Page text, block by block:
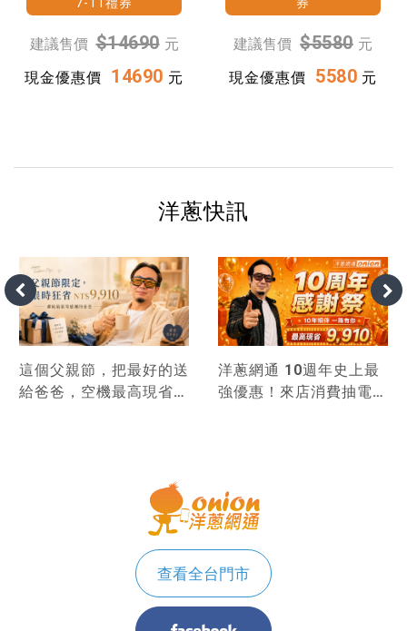
建議售價 $14690 元
現金優惠價
14690 元
建議售價 $5580 元
現金優惠價
5580 元
洋蔥快訊
這個父親節，把最好的送
給爸爸，空機最高現省
洋蔥網通 10週年史上最
強優惠！來店消費抽電
查看全台門市